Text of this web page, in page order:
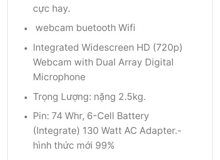
cực hay.
webcam buetooth Wifi
Integrated Widescreen HD (720p)
Webcam with Dual Array Digital
Microphone
Trọng Lượng: nặng 2.5kg.
Pin: 74 Whr, 6-Cell Battery
(Integrate) 130 Watt AC Adapter.-
hình thức mới 99%